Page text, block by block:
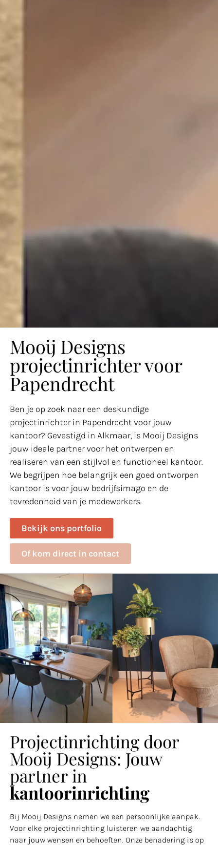
Mooij Designs
projectinrichter voor
Papendrecht
Ben je op zoek naar een deskundige
projectinrichter in Papendrecht voor jouw
kantoor? Gevestigd in Alkmaar, is Mooij Designs
jouw ideale partner voor het ontwerpen en
realiseren van een stijlvol en functioneel kantoor.
We begrijpen hoe belangrijk een goed ontworpen
kantoor is voor jouw bedrijfsimago en de
tevredenheid van je medewerkers.
Bekijk ons portfolio
Of kom direct in contact
Projectinrichting door
Mooij Designs: Jouw
partner in
kantoorinrichting
Bij Mooij Designs nemen we een persoonlijke aanpak.
Voor elke projectinrichting luisteren we aandachtig
naar jouw wensen en behoeften. Onze benadering is op